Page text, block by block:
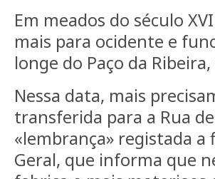
Em meados do século
mais para ocidente e
longe do Paço da
Nessa data, mais
transferida para a Rua
«lembrança» registada a
Geral, que informa que